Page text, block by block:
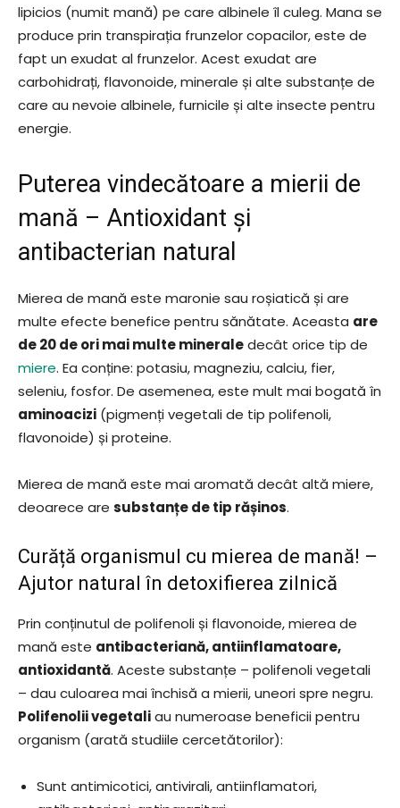
lipicios (numit mană) pe care albinele îl culeg. Mana se
produce prin transpirația frunzelor copacilor, este de
fapt un exudat al frunzelor. Acest exudat are
carbohidrați, flavonoide, minerale și alte substanțe de
care au nevoie albinele, furnicile și alte insecte pentru
energie.
Puterea vindecătoare a mierii de
mană – Antioxidant și
antibacterian natural
Mierea de mană este maronie sau roșiatică și are
multe efecte benefice pentru sănătate. Aceasta are
de 20 de ori mai multe mineraledecât orice tip de
miere. Ea conține: potasiu, magneziu, calciu, fier,
seleniu, fosfor. De asemenea, este mult mai bogată în
aminoacizi (pigmenți vegetali de tip polifenoli,
flavonoide) și proteine.
Mierea de mană este mai aromată decât altă miere,
deoarece are substanțe de tip rășinos.
Curăță organismul cu mierea de mană! –
Ajutor natural în detoxifierea zilnică
Prin conținutul de polifenoli și flavonoide, mierea de
mană este antibacteriană, antiinflamatoare,
antioxidantă. Aceste substanțe – polifenoli vegetali
– dau culoarea mai închisă a mierii, uneori spre negru.
Polifenolii vegetaliau numeroase beneficii pentru
organism (arată studiile cercetătorilor):
Sunt antimicotici, antivirali, antiinflamatori,